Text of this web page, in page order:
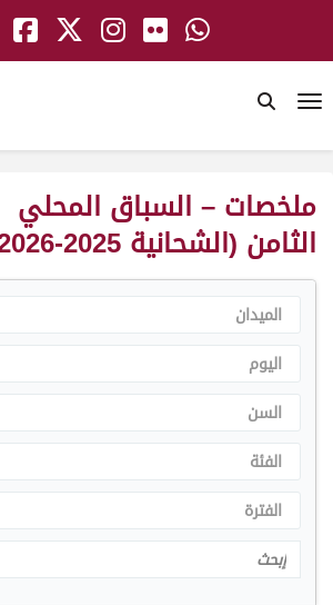
ملخصات – السباق المحلي
الثامن (الشحانية 2025-2026)
الميدان
اليوم
السن
الفئة
الفترة
Search